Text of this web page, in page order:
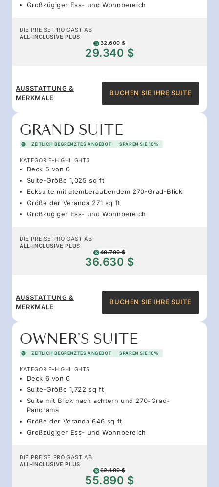
Großzügiger Ess- und Wohnbereich
DIE PREISE PRO GAST AB
ALL-INCLUSIVE PLUS
32.600 $
29.340 $
AUSSTATTUNG &
MERKMALE
BUCHEN SIE IHRE SUITE
GRAND SUITE
ZEITLICH BEGRENZTES ANGEBOT SPAREN SIE 10%
KATEGORIE-HIGHLIGHTS
Deck 5 von 6
Suite-Größe 1,025 sq ft
Ecksuite mit atemberaubendem 270-Grad-Blick
Größe der Veranda 271 sq ft
Großzügiger Ess- und Wohnbereich
DIE PREISE PRO GAST AB
ALL-INCLUSIVE PLUS
40.700 $
36.630 $
AUSSTATTUNG &
MERKMALE
BUCHEN SIE IHRE SUITE
OWNER'S SUITE
ZEITLICH BEGRENZTES ANGEBOT SPAREN SIE 10%
KATEGORIE-HIGHLIGHTS
Deck 6 von 6
Suite-Größe 1,722 sq ft
Suite mit Blick nach achtern und 270-Grad-
Panorama
Größe der Veranda 646 sq ft
Großzügiger Ess- und Wohnbereich
DIE PREISE PRO GAST AB
ALL-INCLUSIVE PLUS
62.100 $
55.890 $